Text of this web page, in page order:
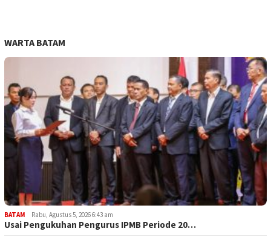
WARTA BATAM
BATAM Rabu, Agustus 5, 2026 6:43 am
Usai Pengukuhan Pengurus IPMB Periode 20…